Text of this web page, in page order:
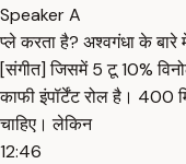
Speaker A
प्ले करता है? अश्वगंधा के
[संगीत] जिसमें 5 टू 10%
काफी इंपॉर्टेंट रोल है। 400
चाहिए। लेकिन
12:46